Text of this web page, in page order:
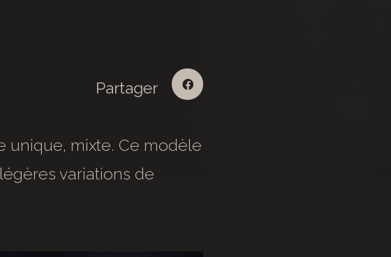
Partager
unique, mixte. Ce modèle
variations de